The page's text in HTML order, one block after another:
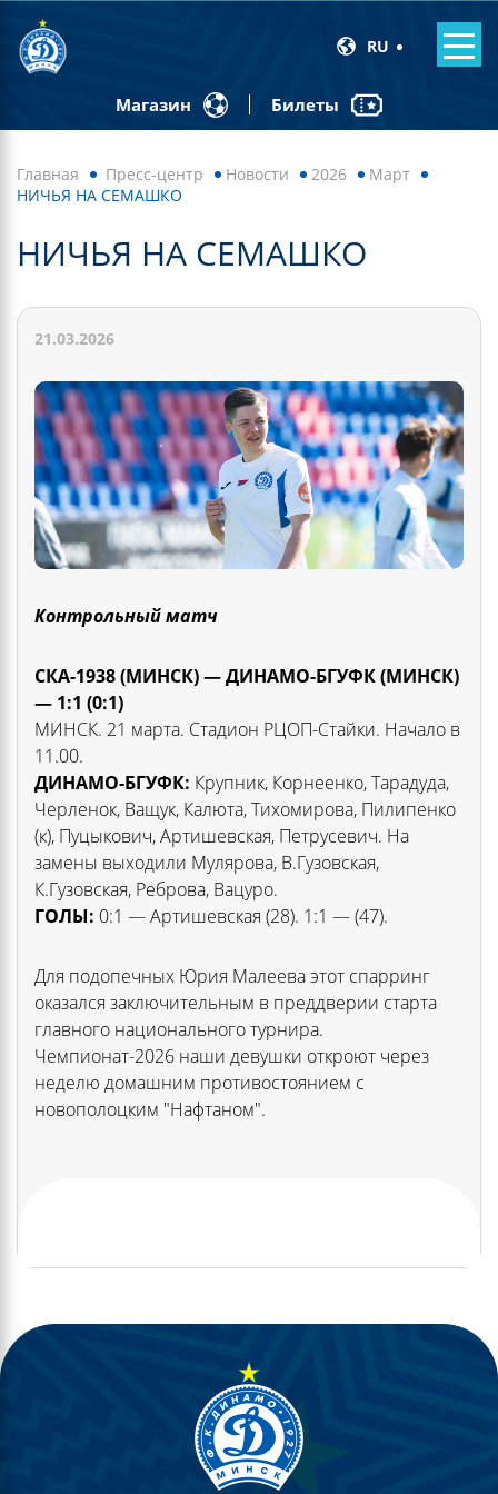
RU
Магазин Билеты
Главная Пресс-центр Новости 2026
Март
НИЧЬЯ НА СЕМАШКО
НИЧЬЯ НА СЕМАШКО
21.03.2026
Контрольный матч
СКА-1938 (МИНСК) — ДИНАМО-БГУФК (МИНСК)
— 1:1 (0:1)
МИНСК. 21 марта. Стадион РЦОП-Стайки. Начало в
11.00.
ДИНАМО-БГУФК: Крупник, Корнеенко, Тарадуда,
Черленок, Ващук, Калюта, Тихомирова, Пилипенко
(к), Пуцыкович, Артишевская, Петрусевич. На
замены выходили Мулярова, В.Гузовская,
К.Гузовская, Реброва, Вацуро.
ГОЛЫ: 0:1 — Артишевская (28). 1:1 — (47).
Для подопечных Юрия Малеева этот спарринг
оказался заключительным в преддверии старта
главного национального турнира.
Чемпионат-2026 наши девушки откроют через
неделю домашним противостоянием с
новополоцким "Нафтаном".